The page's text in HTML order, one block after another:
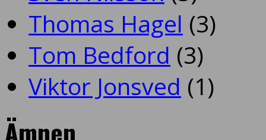
Thomas Hagel (3)
Tom Bedford (3)
Viktor Jonsved (1)
Ämnen